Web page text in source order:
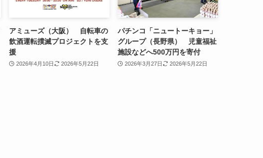
アミューズ（大阪） 自転車の
飲酒運転撲滅プロジェクトを支
援
2026年4月10日 2026年5月22日
パチンコ「ニュートーキョー」
グループ（長野県） 児童福祉
施設などへ500万円を寄付
2026年3月27日 2026年5月22日